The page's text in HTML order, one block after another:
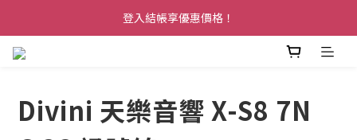
登入結帳享優惠價格！
Divini 天樂音響 X-S8 7N